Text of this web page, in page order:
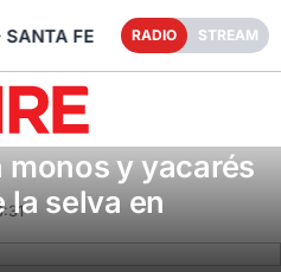
FE RADIO STREAM
y yacarés
la selva en